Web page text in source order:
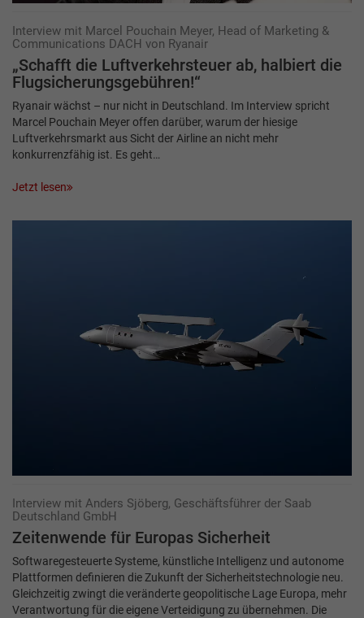
Interview mit Marcel Pouchain Meyer, Head of Marketing &
Communications DACH von Ryanair
„Schafft die Luftverkehrsteuer ab, halbiert die
Flugsicherungsgebühren!“
Ryanair wächst – nur nicht in Deutschland. Im Interview spricht
Marcel Pouchain Meyer offen darüber, warum der hiesige
Luftverkehrsmarkt aus Sicht der Airline an nicht mehr
konkurrenzfähig ist. Es geht…
Jetzt lesen
Interview mit Anders Sjöberg, Geschäftsführer der Saab
Deutschland GmbH
Zeitenwende für Europas Sicherheit
Softwaregesteuerte Systeme, künstliche Intelligenz und autonome
Plattformen definieren die Zukunft der Sicherheitstechnologie neu.
Gleichzeitig zwingt die veränderte geopolitische Lage Europa, mehr
Verantwortung für die eigene Verteidigung zu übernehmen. Die